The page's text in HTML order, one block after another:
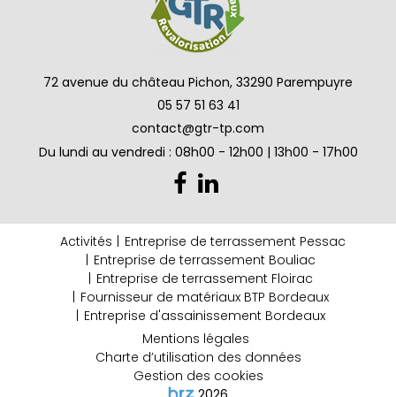
72 avenue du château Pichon, 33290 Parempuyre
05 57 51 63 41
contact@gtr-tp.com
Du lundi au vendredi : 08h00 - 12h00 | 13h00 - 17h00
Activités
Entreprise de terrassement Pessac
Entreprise de terrassement Bouliac
Entreprise de terrassement Floirac
Fournisseur de matériaux BTP Bordeaux
Entreprise d'assainissement Bordeaux
Mentions légales
Charte d’utilisation des données
Gestion des cookies